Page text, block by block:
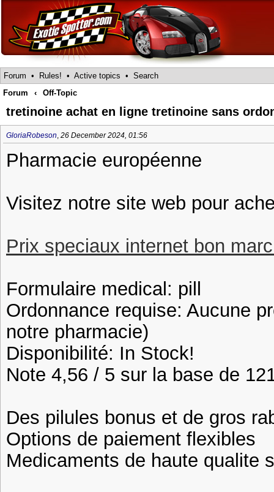
Forum • Rules! • Active topics • Search
Forum
‹ Off-Topic
tretinoine achat en ligne tretinoine sans
GloriaRobeson, 26 December 2024, 01:56
Pharmacie européenne
Visitez notre site web pour
Prix speciaux internet bon
Formulaire medical: pill
Ordonnance requise: Aucune
notre pharmacie)
Disponibilité: In Stock!
Note 4,56 / 5 sur la base de
Des pilules bonus et de gros
Options de paiement flexibles
Medicaments de haute qualite